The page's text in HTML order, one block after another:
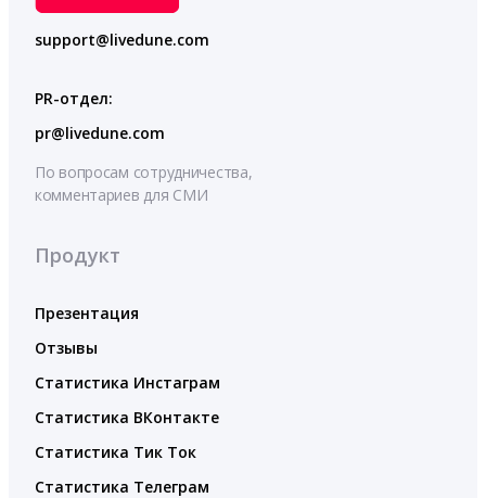
support@livedune.com
PR-отдел:
pr@livedune.com
По вопросам сотрудничества,
комментариев для СМИ
Продукт
Презентация
Отзывы
Статистика Инстаграм
Статистика ВКонтакте
Статистика Тик Ток
Статистика Телеграм